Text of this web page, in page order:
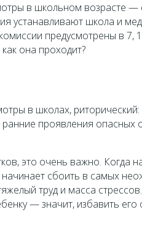
в школьном возрасте —
устанавливают школа и
предусмотрены в 7,
она проходит?
в школах, риторический:
проявления опасных
это очень важно. Когда
сбоить в самых
труд и масса
— значит, избавить его